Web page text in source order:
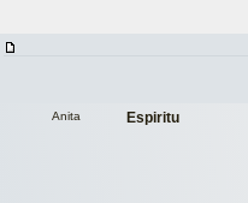
Espiritu
Anita